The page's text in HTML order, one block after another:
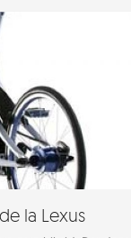
la Lexus